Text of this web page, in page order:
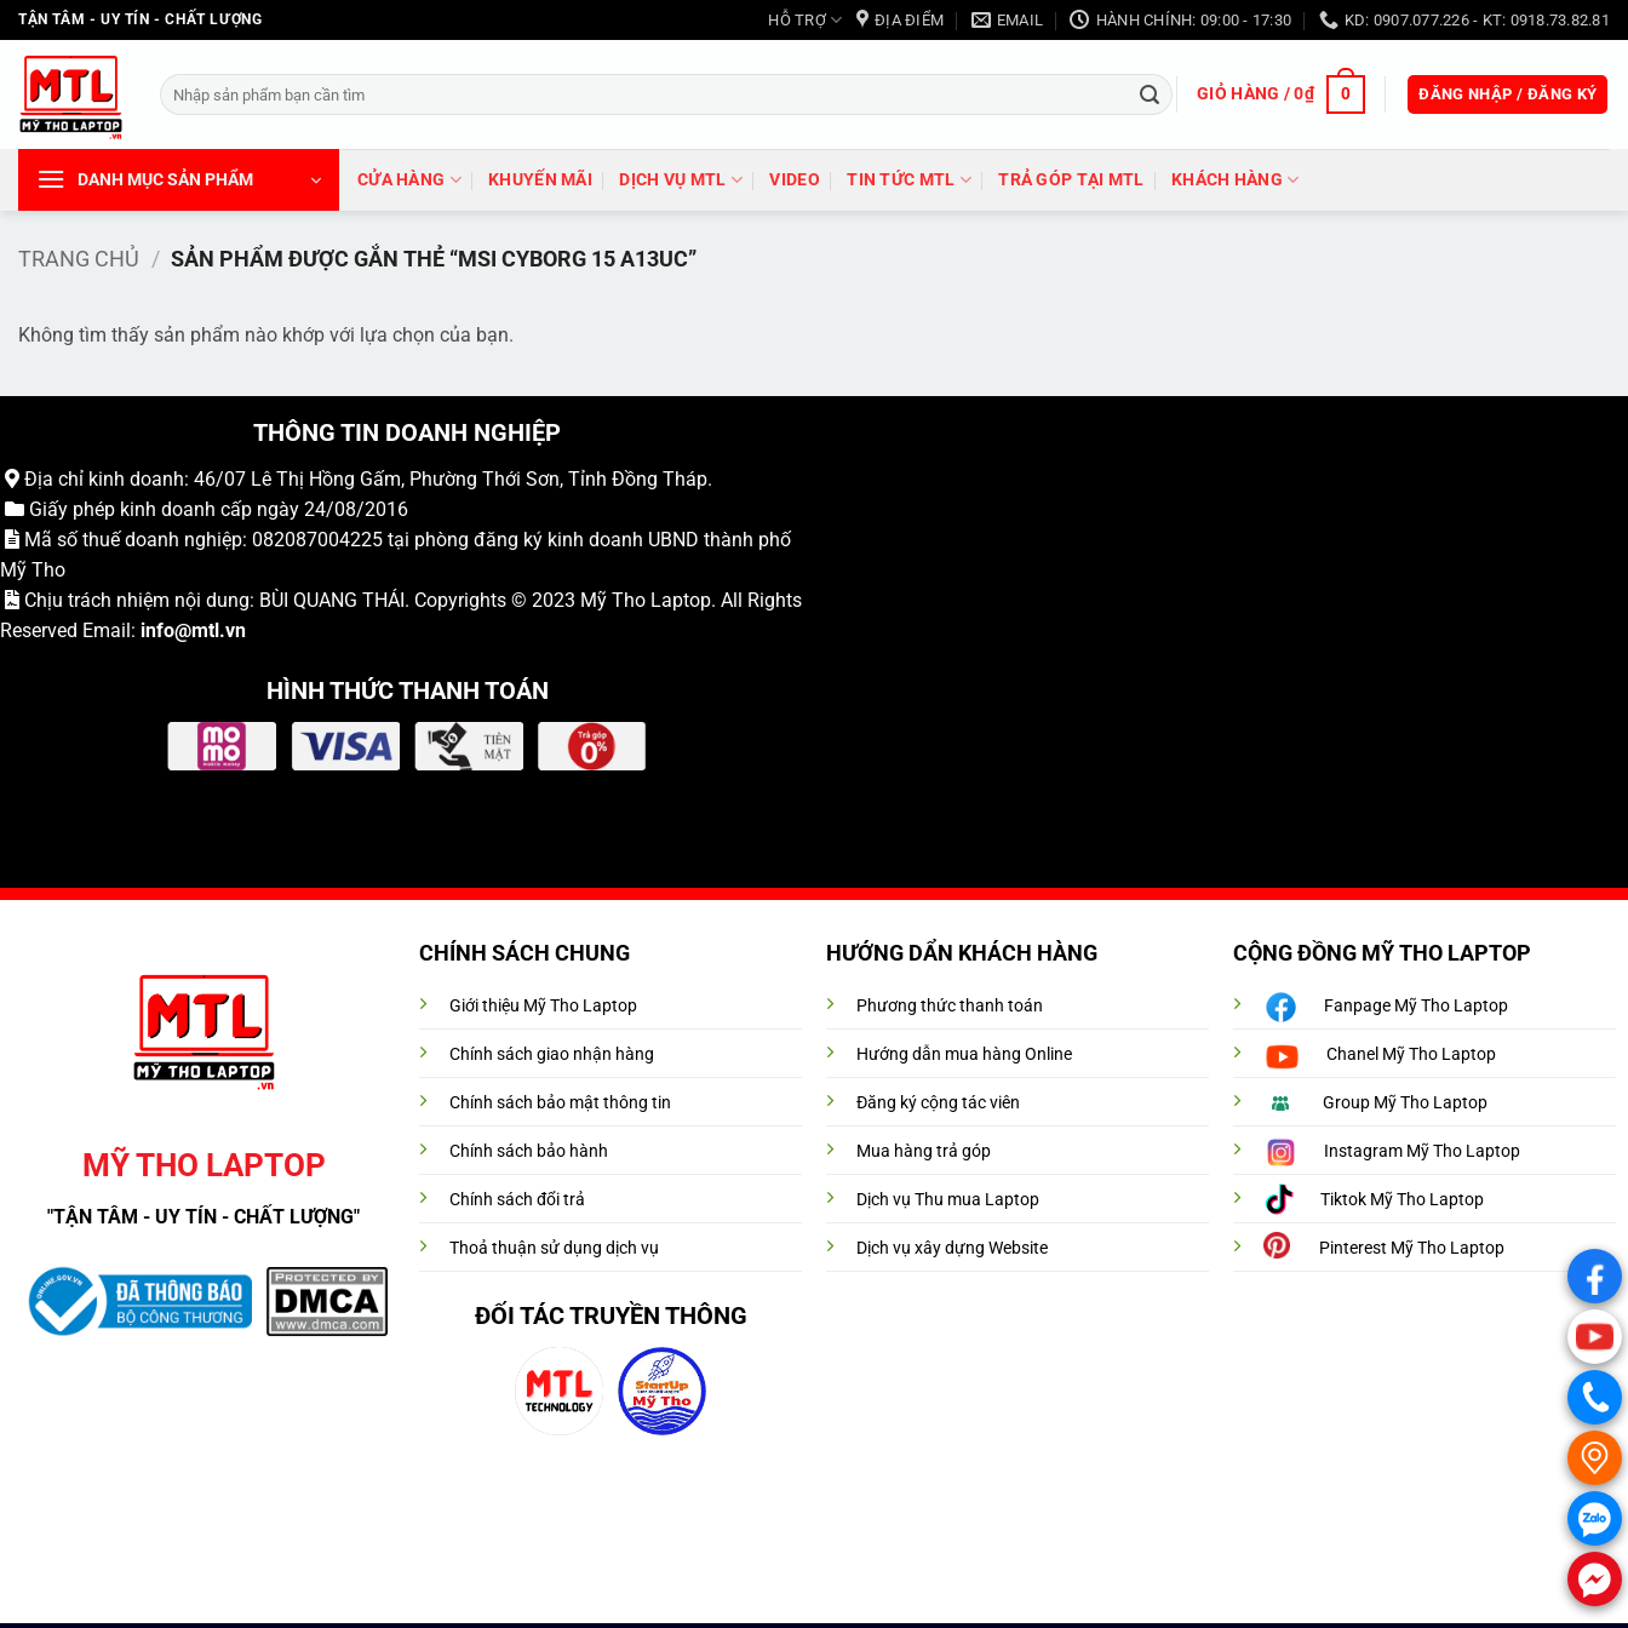
Bỏ
qua
dung
TẬN TÂM - UY TÍN - CHẤT LƯỢNG HỖ TRỢ ĐỊA ĐIỂM EMAIL HÀNH CHÍNH: 09:00 - 17:30 KD: 0907.077.226 - KT: 0918.73.82.81
Tìm
kiếm:
GIỎ HÀNG /0₫ 0 ĐĂNG NHẬP / ĐĂNG KÝ
DANH MỤC SẢN PHẨM CỬA HÀNG KHUYẾN MÃI DỊCH VỤ MTL VIDEO TIN TỨC MTL TRẢ GÓP TẠI MTL KHÁCH HÀNG
TRANG CHỦ / SẢN PHẨM ĐƯỢC GẮN THẺ “MSI CYBORG 15 A13UC”
Không tìm thấy sản phẩm nào khớp với lựa chọn của bạn.
THÔNG TIN DOANH NGHIỆP
Địa chỉ kinh doanh: 46/07 Lê Thị Hồng Gấm, Phường Thới Sơn, Tỉnh Đồng Tháp.
Giấy phép kinh doanh cấp ngày 24/08/2016
Mã số thuế doanh nghiệp: 082087004225 tại phòng đăng ký kinh doanh UBND thành phố
Mỹ Tho
Chịu trách nhiệm nội dung: BÙI QUANG THÁI. Copyrights © 2023 Mỹ Tho Laptop. All Rights
Reserved Email: info@mtl.vn
HÌNH THỨC THANH TOÁN
MỸ THO LAPTOP
"TẬN TÂM - UY TÍN - CHẤT LƯỢNG"
CHÍNH SÁCH CHUNG
Giới thiệu Mỹ Tho Laptop
Chính sách giao nhận hàng
Chính sách bảo mật thông tin
Chính sách bảo hành
Chính sách đổi trả
Thoả thuận sử dụng dịch vụ
ĐỐI TÁC TRUYỀN THÔNG
HƯỚNG DẨN KHÁCH HÀNG
Phương thức thanh toán
Hướng dẫn mua hàng Online
Đăng ký cộng tác viên
Mua hàng trả góp
Dịch vụ Thu mua Laptop
Dịch vụ xây dựng Website
CỘNG ĐỒNG MỸ THO LAPTOP
Fanpage Mỹ Tho Laptop
Chanel Mỹ Tho Laptop
Group Mỹ Tho Laptop
Instagram Mỹ Tho Laptop
Tiktok Mỹ Tho Laptop
Pinterest Mỹ Tho Laptop
.
.
.
.
.
.